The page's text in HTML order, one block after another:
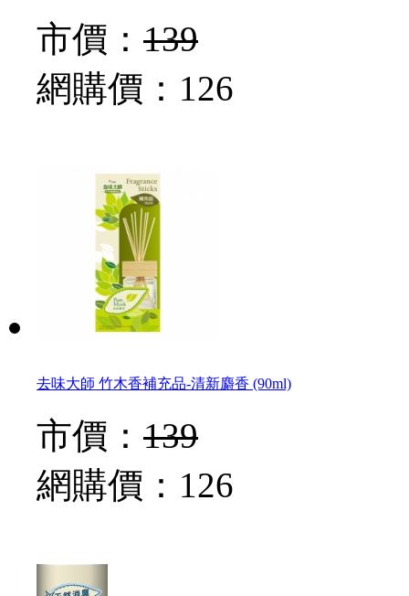
市價： 139
網購價： 126
去味大師 竹木香補充品-清新麝香 (90ml)
市價： 139
網購價： 126